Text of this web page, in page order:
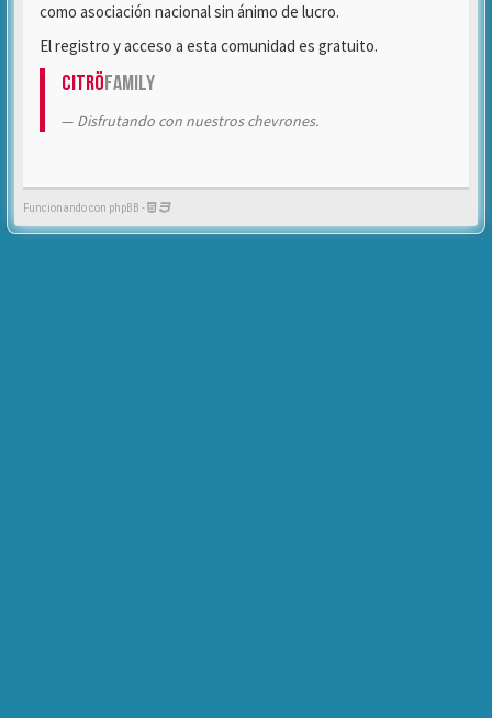
como asociación nacional sin ánimo de lucro.
El registro y acceso a esta comunidad es gratuito.
CitröFamily
Disfrutando con nuestros chevrones.
Funcionando con phpBB -